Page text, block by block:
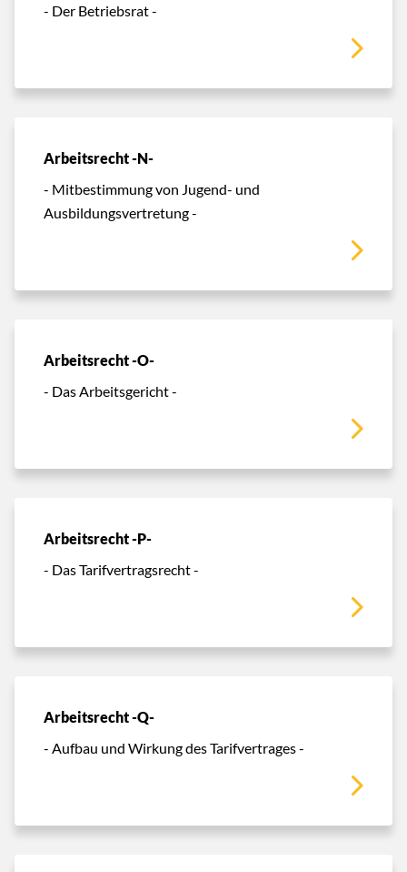
- Der Betriebsrat -
Arbeitsrecht -N-
- Mitbestimmung von Jugend- und
Ausbildungsvertretung -
Arbeitsrecht -O-
- Das Arbeitsgericht -
Arbeitsrecht -P-
- Das Tarifvertragsrecht -
Arbeitsrecht -Q-
- Aufbau und Wirkung des Tarifvertrages -